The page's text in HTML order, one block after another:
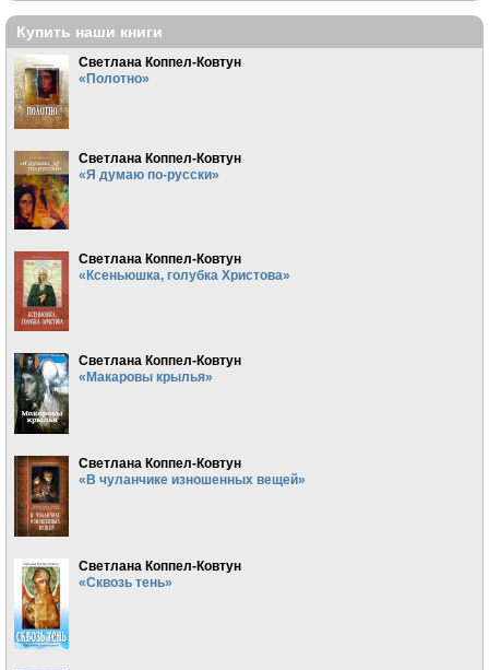
Купить наши книги
Светлана Коппел-Ковтун
«Полотно»
Светлана Коппел-Ковтун
«Я думаю по-русски»
Светлана Коппел-Ковтун
«Ксеньюшка, голубка Христова»
Светлана Коппел-Ковтун
«Макаровы крылья»
Светлана Коппел-Ковтун
«В чуланчике изношенных вещей»
Светлана Коппел-Ковтун
«Сквозь тень»